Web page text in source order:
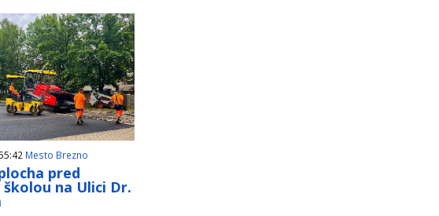
Mesto Brezno
pred
na Ulici Dr.